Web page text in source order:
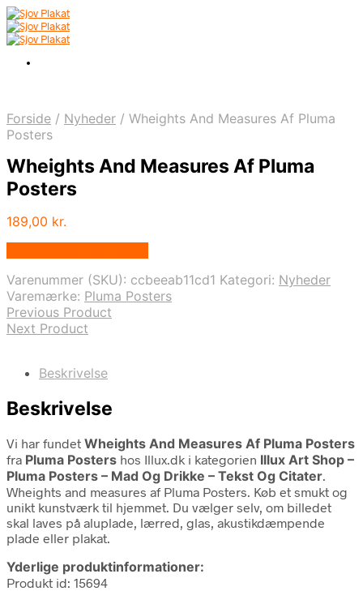
Forside / Nyheder / Wheights And Measures Af Pluma
Posters
Wheights And Measures Af Pluma
Posters
189,00 kr.
Varenummer (SKU): ccbeeab11cd1 Kategori: Nyheder
Varemærke: Pluma Posters
Previous Product
Next Product
Beskrivelse
Beskrivelse
Vi har fundet Wheights And Measures Af Pluma Posters
fra Pluma Posters hos Illux.dk i kategorien Illux Art Shop –
Pluma Posters – Mad Og Drikke – Tekst Og Citater.
Wheights and measures af Pluma Posters. Køb et smukt og
unikt kunstværk til hjemmet. Du vælger selv, om billedet
skal laves på aluplade, lærred, glas, akustikdæmpende
plade eller plakat.
Yderlige produktinformationer:
Produkt id: 15694